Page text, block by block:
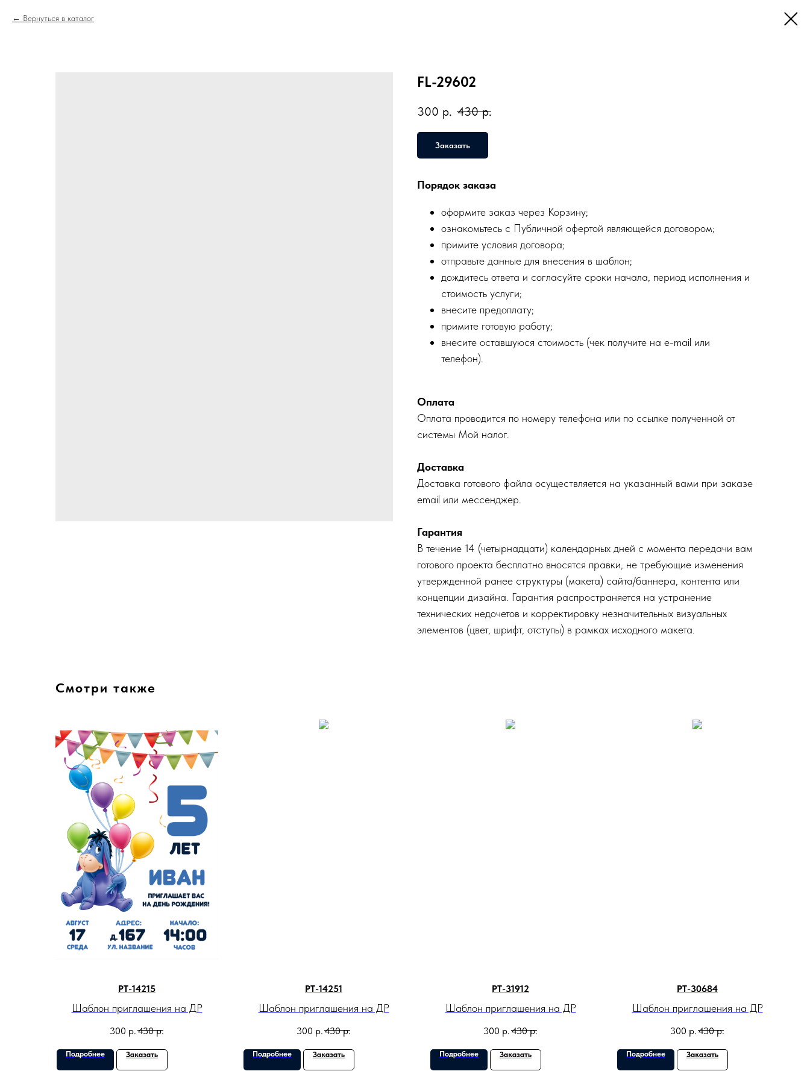
Вернуться в каталог
FL-29602
300 р. 430 р.
Заказать
Порядок заказа
оформите заказ через Корзину;
ознакомьтесь с Публичной офертой являющейся договором;
примите условия договора;
отправьте данные для внесения в шаблон;
дождитесь ответа и согласуйте сроки начала, период исполнения и
стоимость услуги;
внесите предоплату;
примите готовую работу;
внесите оставшуюся стоимость (чек получите на e-mail или
телефон).
Оплата
Оплата проводится по номеру телефона или по ссылке полученной от
системы Мой налог.
Доставка
Доставка готового файла осуществляется на указанный вами при заказе
email или мессенджер.
Гарантия
В течение 14 (четырнадцати) календарных дней с момента передачи вам
готового проекта бесплатно вносятся правки, не требующие изменения
утвержденной ранее структуры (макета) сайта/баннера, контента или
концепции дизайна. Гарантия распространяется на устранение
технических недочетов и корректировку незначительных визуальных
элементов (цвет, шрифт, отступы) в рамках исходного макета.
Смотри также
PT-14215
Шаблон приглашения на ДР
300 р. 430 р.
Подробнее Заказать
PT-14251
Шаблон приглашения на ДР
300 р. 430 р.
Подробнее Заказать
PT-31912
Шаблон приглашения на ДР
300 р. 430 р.
Подробнее Заказать
PT-30684
Шаблон приглашения на ДР
300 р. 430 р.
Подробнее Заказать